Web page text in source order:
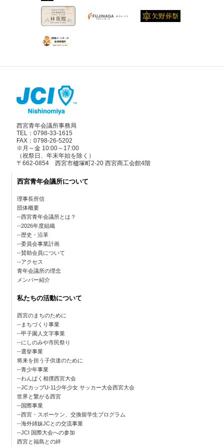
西宮青年会議所事務局
TEL：0798-33-1615
FAX：0798-26-5202
※月～金 10:00～17:00
（祝祭日、年末年始を除く）
〒662-0854 西宮市櫨塚町2-20 西宮商工会館4階
西宮青年会議所について
理事長所信
団体概要
西宮青年会議所とは？
2026年度組織
歴史・沿革
委員会事業計画
賛助会員について
アクセス
青年会議所の理念
メンバー紹介
私たちの活動について
西宮のまちのために
まちづくり事業
甲子園人文字事業
にしのみや市民祭り
選挙事業
将来を担う子供達のために
青少年事業
わんぱく相撲西宮大会
JCカップU-11少年少女 サッカー大会西宮大会
世界と繋がる西宮
国際事業
西宮・スポーケン、交換留学生プログラム
海外姉妹JCとの交流事業
JCI 国際大会への参加
西宮と福島との絆